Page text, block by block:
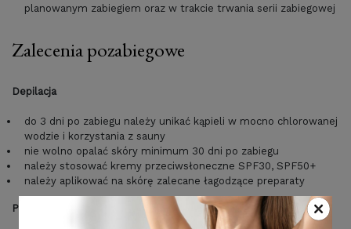
planowanym zabiegiem oraz w trakcie trwania serii zabiegowej
Zalecenia pozabiegowe
Depilacja
do 3 dni po zabiegu należy unikać kąpieli w mocno chlorowanej
wodzie i korzystania z sauny
nie wolno opalać skóry minimum 30 dni po zabiegu
należy stosować kremy przeciwsłoneczne SPF30, SPF50+
należy aplikować na skórę zalecane łagodzące preparaty
Przebarwienia